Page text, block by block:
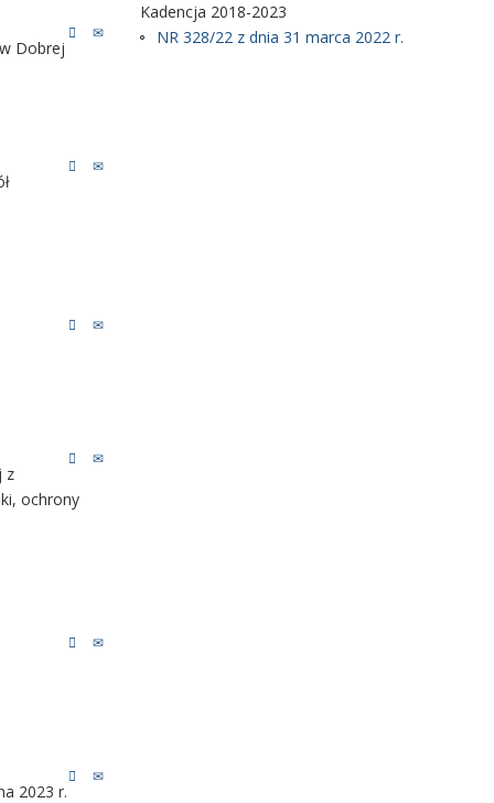
Dobrej
z
ochrony
2023 r.
Kadencja 2018-2023
NR 328/22 z dnia 31 marca 2022 r.